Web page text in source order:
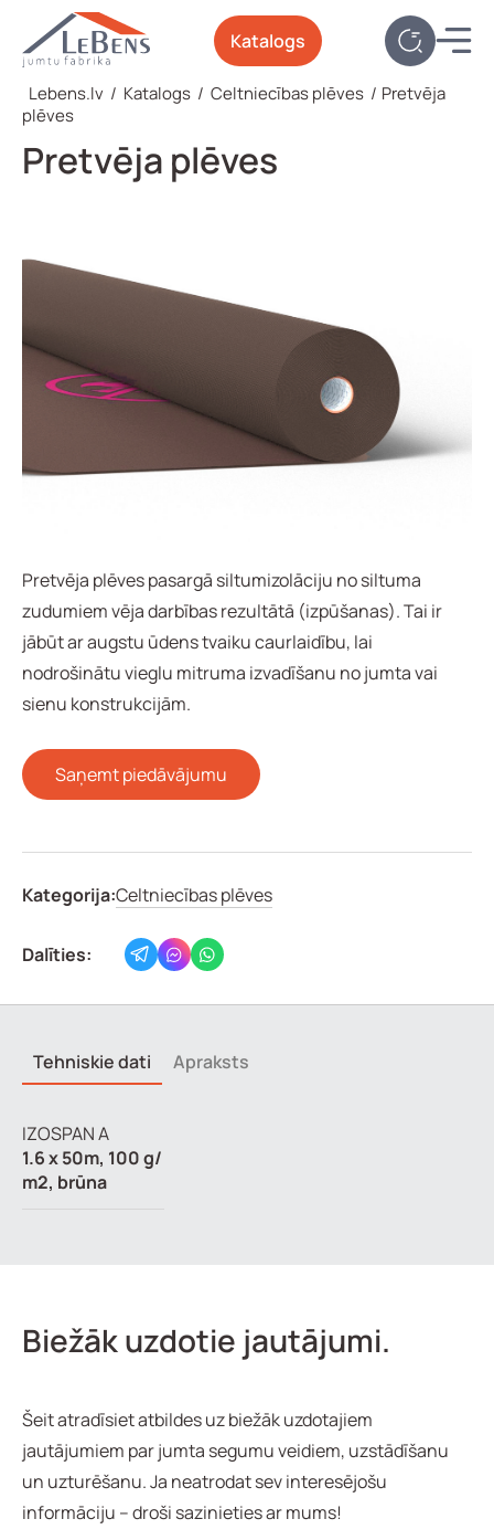
Katalogs
Lebens.lv / Katalogs / Celtniecības plēves / Pretvēja
plēves
Pretvēja plēves
Pretvēja plēves pasargā siltumizolāciju no siltuma
zudumiem vēja darbības rezultātā (izpūšanas). Tai ir
jābūt ar augstu ūdens tvaiku caurlaidību, lai
nodrošinātu vieglu mitruma izvadīšanu no jumta vai
sienu konstrukcijām.
Saņemt piedāvājumu
Kategorija:Celtniecības plēves
Dalīties:
Tehniskie dati Apraksts
IZOSPAN A
1.6 x 50m, 100 g/
m2, brūna
Biežāk uzdotie jautājumi.
Šeit atradīsiet atbildes uz biežāk uzdotajiem
jautājumiem par jumta segumu veidiem, uzstādīšanu
un uzturēšanu. Ja neatrodat sev interesējošu
informāciju – droši sazinieties ar mums!